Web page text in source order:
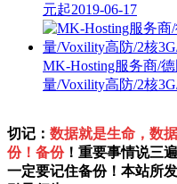
元起2019-06-17
MK-Hosting服务商/
量/Voxility高防/2核
切记： 数据就是生命，数
份！备份！重要事情说三
一定要记住备份！本站所